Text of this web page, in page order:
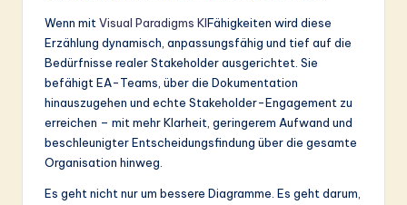
Wenn mit Visual Paradigms KIFähigkeiten wird diese
Erzählung dynamisch, anpassungsfähig und tief auf die
Bedürfnisse realer Stakeholder ausgerichtet. Sie
befähigt EA-Teams, über die Dokumentation
hinauszugehen und echte Stakeholder-Engagement zu
erreichen – mit mehr Klarheit, geringerem Aufwand und
beschleunigter Entscheidungsfindung über die gesamte
Organisation hinweg.
Es geht nicht nur um bessere Diagramme. Es geht darum,